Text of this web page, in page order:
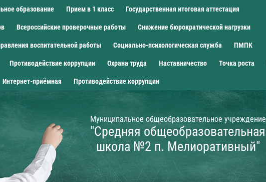
образование Прием в 1 класс Государственная итоговая аттестация
Всероссийские проверочные работы Снижение бюрократической нагрузки
воспитательной работы Социально-психологическая служба ПМПК
Противодействие коррупции Охрана труда Наставничество Точка роста
Интернет-приёмная Противодействие коррупции
Муниципальное общеобразовательное учреждение
"Средняя общеобразовательная
школа №2 п. Мелиоративный"